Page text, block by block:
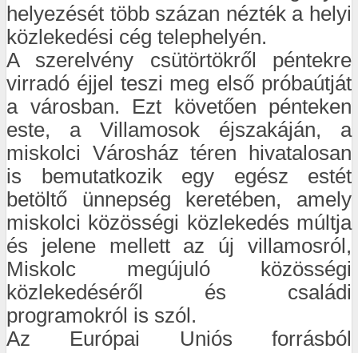
helyezését több százan nézték a helyi
közlekedési cég telephelyén.
A szerelvény csütörtökről péntekre
virradó éjjel teszi meg első próbaútját
a városban. Ezt követően pénteken
este, a Villamosok éjszakáján, a
miskolci Városház téren hivatalosan
is bemutatkozik egy egész estét
betöltő ünnepség keretében, amely
miskolci közösségi közlekedés múltja
és jelene mellett az új villamosról,
Miskolc megújuló közösségi
közlekedéséről és családi
programokról is szól.
Az Európai Uniós forrásból